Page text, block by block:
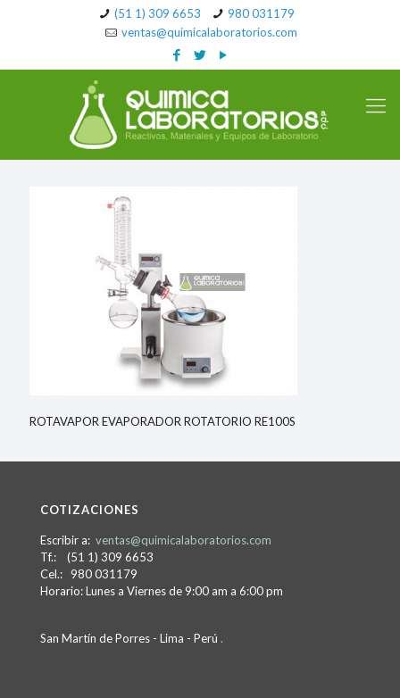
(51 1) 309 6653
980 031179
ventas@quimicalaboratorios.com
ROTAVAPOR EVAPORADOR ROTATORIO RE100S
COTIZACIONES
Escribir a: ventas@quimicalaboratorios.com
Tf.: (51 1) 309 6653
Cel.: 980 031179
Horario: Lunes a Viernes de 9:00 am a 6:00 pm
San Martín de Porres - Lima - Perú .